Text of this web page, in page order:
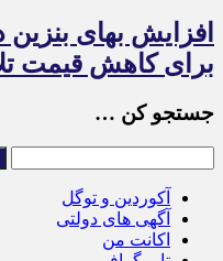
افزایش بهای
برای کاهش قیمت
جستجو کن …
آکوردین و توگل
آگهی های دولتی
اکانت من